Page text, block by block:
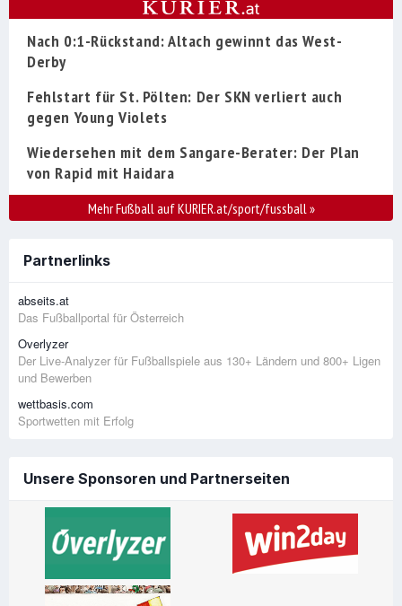
Nach 0:1-Rückstand: Altach gewinnt das West-
Derby
Fehlstart für St. Pölten: Der SKN verliert auch
gegen Young Violets
Wiedersehen mit dem Sangare-Berater: Der Plan
von Rapid mit Haidara
Mehr Fußball auf KURIER.at/sport/fussball»
Partnerlinks
abseits.at
Das Fußballportal für Österreich
Overlyzer
Der Live-Analyzer für Fußballspiele aus 130+ Ländern und 800+ Ligen
und Bewerben
wettbasis.com
Sportwetten mit Erfolg
Unsere Sponsoren und Partnerseiten